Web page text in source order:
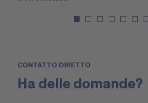
CONTATTO DIRETTO
Ha delle domande?